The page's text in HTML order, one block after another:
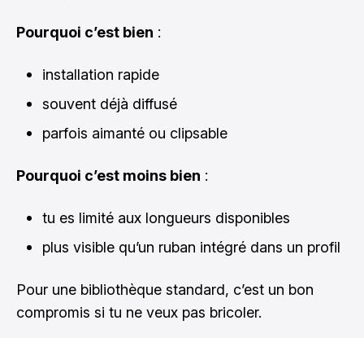
Pourquoi c’est bien :
installation rapide
souvent déjà diffusé
parfois aimanté ou clipsable
Pourquoi c’est moins bien :
tu es limité aux longueurs disponibles
plus visible qu’un ruban intégré dans un profil
Pour une bibliothèque standard, c’est un bon
compromis si tu ne veux pas bricoler.